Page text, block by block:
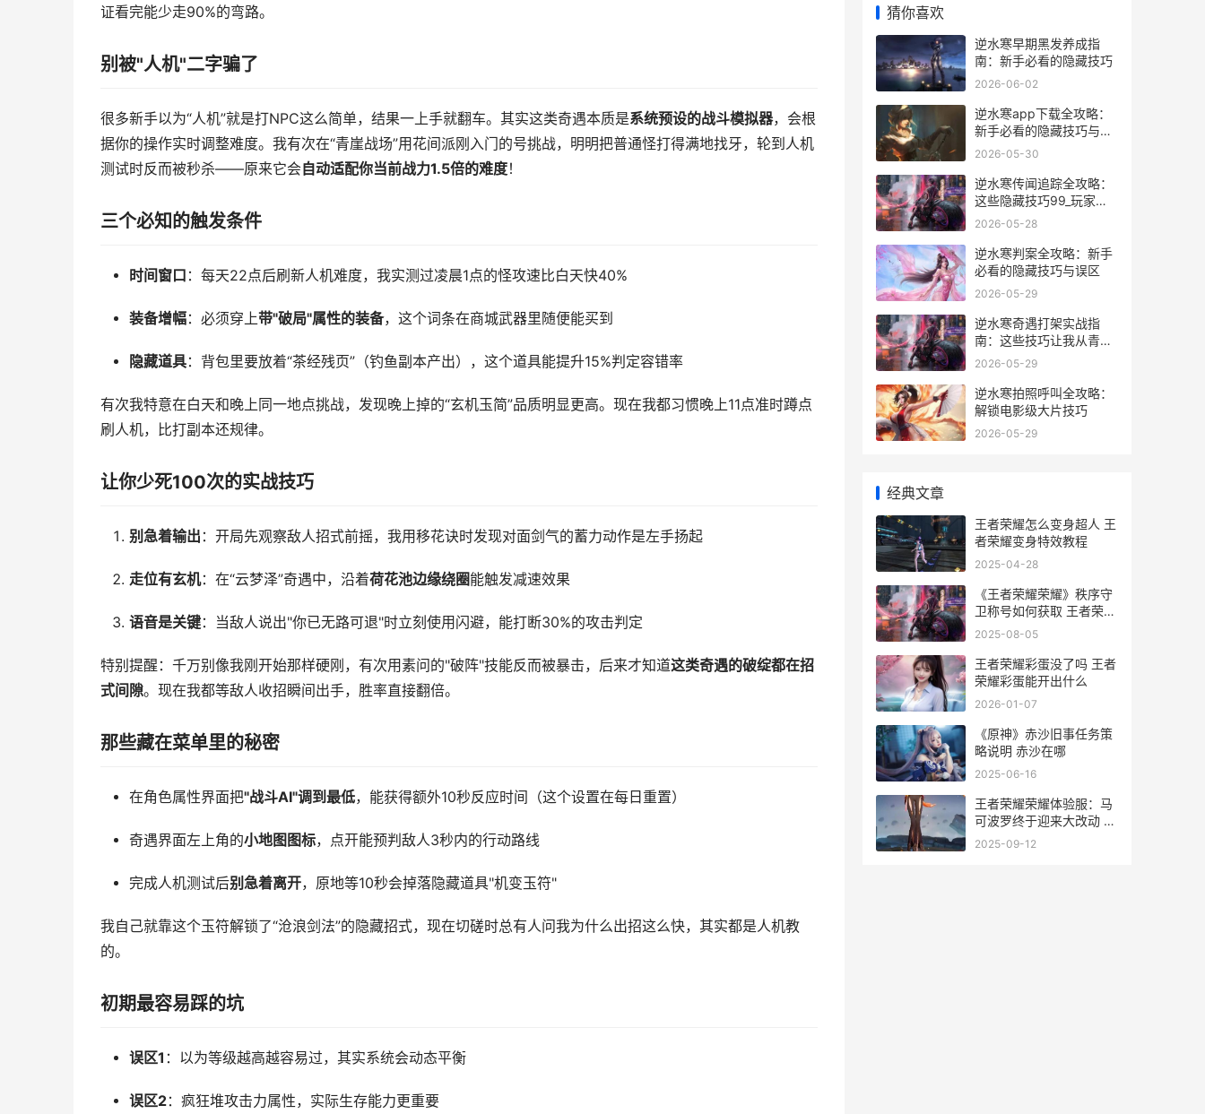
证看完能少走90%的弯路。
别被"人机"二字骗了
很多新手以为“人机”就是打NPC这么简单，结果一上手就翻车。其实这类奇遇本质是系统预设的战斗模拟器，会根
据你的操作实时调整难度。我有次在“青崖战场”用花间派刚入门的号挑战，明明把普通怪打得满地找牙，轮到人机
测试时反而被秒杀——原来它会自动适配你当前战力1.5倍的难度！
三个必知的触发条件
时间窗口 ：每天22点后刷新人机难度，我实测过凌晨1点的怪攻速比白天快40%
装备增幅：必须穿上带"破局"属性的装备，这个词条在商城武器里随便能买到
隐藏道具：背包里要放着“茶经残页”（钓鱼副本产出），这个道具能提升15%判定容错率
有次我特意在白天和晚上同一地点挑战，发现晚上掉的“玄机玉简”品质明显更高。现在我都习惯晚上11点准时蹲点
刷人机，比打副本还规律。
让你少死100次的实战技巧
别急着输出 ：开局先观察敌人招式前摇，我用移花诀时发现对面剑气的蓄力动作是左手扬起
走位有玄机：在“云梦泽”奇遇中，沿着荷花池边缘绕圈能触发减速效果
语音是关键：当敌人说出"你已无路可退"时立刻使用闪避，能打断30%的攻击判定
特别提醒：千万别像我刚开始那样硬刚，有次用素问的"破阵"技能反而被暴击，后来才知道这类奇遇的破绽都在招
式间隙。现在我都等敌人收招瞬间出手，胜率直接翻倍。
那些藏在菜单里的秘密
在角色属性界面把"战斗AI"调到最低，能获得额外10秒反应时间（这个设置在每日重置）
奇遇界面左上角的小地图图标，点开能预判敌人3秒内的行动路线
完成人机测试后别急着离开，原地等10秒会掉落隐藏道具"机变玉符"
我自己就靠这个玉符解锁了“沧浪剑法”的隐藏招式，现在切磋时总有人问我为什么出招这么快，其实都是人机教
的。
初期最容易踩的坑
误区1 ：以为等级越高越容易过，其实系统会动态平衡
误区2：疯狂堆攻击力属性，实际生存能力更重要
猜你喜欢
逆水寒早期黑发养成指
南：新手必看的隐藏技巧
2026-06-02
逆水寒app下载全攻略：
新手必看的隐藏技巧与避
坑指南
2026-05-30
逆水寒传闻追踪全攻略：
这些隐藏技巧99_玩家不
知道
2026-05-28
逆水寒判案全攻略：新手
必看的隐藏技巧与误区
2026-05-29
逆水寒奇遇打架实战指
南：这些技巧让我从青铜
打到王者
2026-05-29
逆水寒拍照呼叫全攻略：
解锁电影级大片技巧
2026-05-29
经典文章
王者荣耀怎么变身超人 王
者荣耀变身特效教程
2025-04-28
《王者荣耀荣耀》秩序守
卫称号如何获取 王者荣耀
荣耀之章命运篇
2025-08-05
王者荣耀彩蛋没了吗 王者
荣耀彩蛋能开出什么
2026-01-07
《原神》赤沙旧事任务策
略说明 赤沙在哪
2025-06-16
王者荣耀荣耀体验服：马
可波罗终于迎来大改动 王
者荣耀体型
2025-09-12